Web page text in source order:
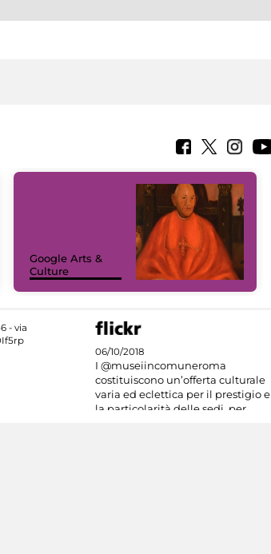
Google Arts &
Culture
06/10/2018
I @museiincomuneroma
costituiscono un’offerta culturale
varia ed eclettica per il prestigio e
la particolarità delle sedi, per